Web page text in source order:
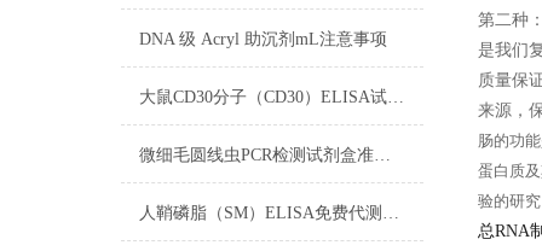
DNA 级 Acryl 助沉剂mL注意事项
大鼠CD30分子（CD30）ELISA试剂盒标本要求
微细毛圆线虫PCR检测试剂盒准备试剂与收集血样
人鞘磷脂（SM）ELISA免费代测试剂盒​注意事项
第二种
是我们
质量保
来源，
肠的功
蛋白质
验的研
总RNA